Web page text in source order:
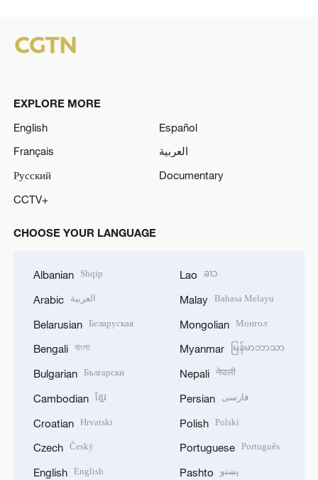
EXPLORE MORE
English
Español
Français
العربية
Русский
Documentary
CCTV+
CHOOSE YOUR LANGUAGE
Albanian Shqip
Arabic العربية
Belarusian Беларуская
Bengali বাংলা
Bulgarian Български
Cambodian ខ្មែរ
Croatian Hrvatski
Czech Český
English English
Lao ລາວ
Malay Bahasa Melayu
Mongolian Монгол
Myanmar မြန်မာဘာသာ
Nepali नेपाली
Persian فارسی
Polish Polski
Portuguese Português
Pashto پښتو